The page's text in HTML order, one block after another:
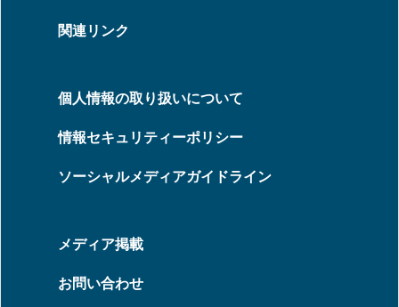
関連リンク
個人情報の取り扱いについて
情報セキュリティーポリシー
ソーシャルメディアガイドライン
メディア掲載
お問い合わせ